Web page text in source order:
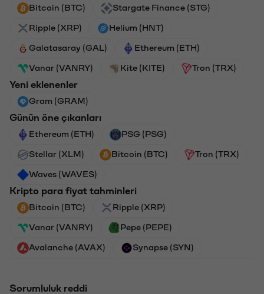
Bitcoin (BTC) Stargate Finance (STG)
Ripple (XRP) Helium (HNT)
Galatasaray (GAL) Ethereum (ETH)
Vanar (VANRY) Kite (KITE) Tron (TRX)
Yeni eklenenler
Gram (GRAM)
Günün öne çıkanları
Ethereum (ETH) PSG (PSG)
Stellar (XLM) Bitcoin (BTC) Tron (TRX)
Waves (WAVES)
Kripto para fiyat tahminleri
Bitcoin (BTC) Ripple (XRP)
Vanar (VANRY) Pepe (PEPE)
Avalanche (AVAX) Synapse (SYN)
Sorumluluk reddi